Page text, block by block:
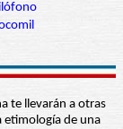
te llevarán a otras
etimología de una